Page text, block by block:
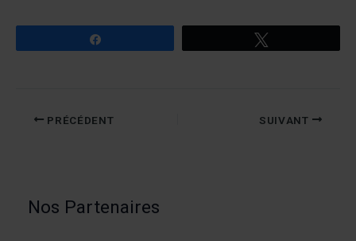
PRÉCÉDENT SUIVANT
Nos Partenaires